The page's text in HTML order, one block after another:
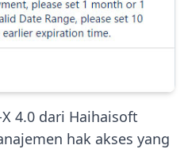
4.0 dari Haihaisoft
hak akses yang